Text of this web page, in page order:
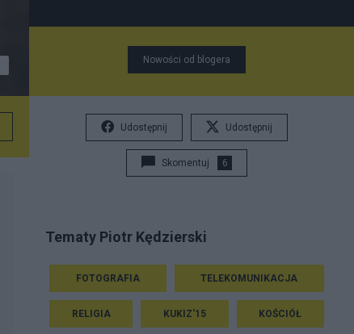
Nowości od blogera
Udostępnij Udostępnij
Skomentuj 6
Tematy Piotr Kędzierski
FOTOGRAFIA TELEKOMUNIKACJA
RELIGIA KUKIZ'15 KOŚCIÓŁ